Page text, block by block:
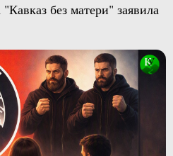
без матери" заявила